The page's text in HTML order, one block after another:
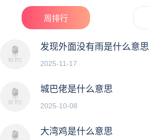
周排行
发现外面没有雨是什么意思
2025-11-17
城巴佬是什么意思
2025-10-08
大湾鸡是什么意思